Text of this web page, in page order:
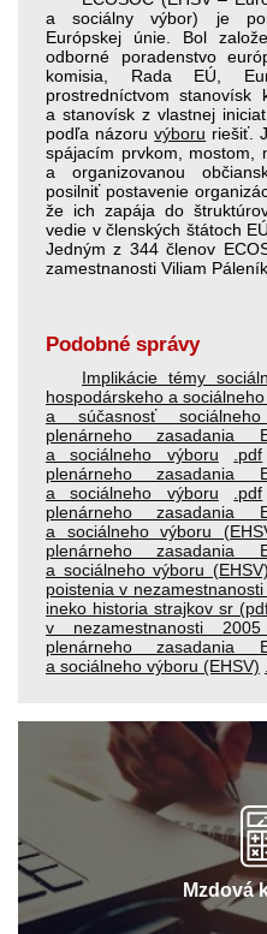
a sociálny výbor) je
Európskej únie. Bol
odborné poradenstvo
komisia, Rada EÚ,
prostredníctvom stanovísk
a stanovísk z vlastnej
podľa názoruvýboru riešiť.
spájacím prvkom, mostom,
a organizovanou
posilniť postavenie
že ich zapája do
vedie v členských štátoch
Jedným z 344 členov
zamestnanosti Viliam Páleník.
Podobné správy
Implikácie témy
hospodárskeho a
a súčasnosť
plenárneho zasadania
a sociálneho výboru
.pdf
plenárneho zasadania
a sociálneho výboru
.pdf
plenárneho zasadania
a sociálneho výboru
plenárneho zasadania
a sociálneho výboru (EHSV)
poistenia v
ineko historia strajkov sr
v nezamestnanosti
plenárneho zasadania
a sociálneho výboru (EHSV)
Mzdová